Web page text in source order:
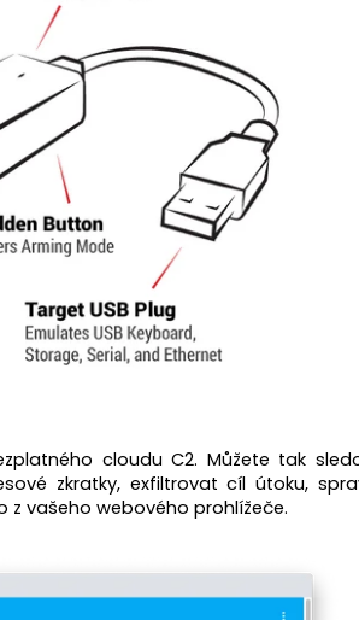
cloudu C2. Můžete tak
zkratky, exfiltrovat cíl útoku,
z vašeho webového prohlížeče.